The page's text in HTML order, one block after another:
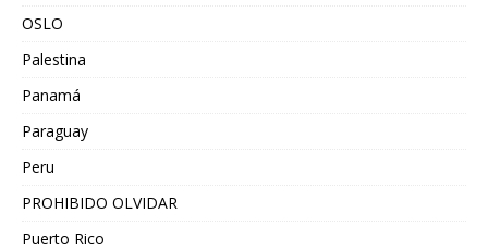
OSLO
Palestina
Panamá
Paraguay
Peru
PROHIBIDO OLVIDAR
Puerto Rico